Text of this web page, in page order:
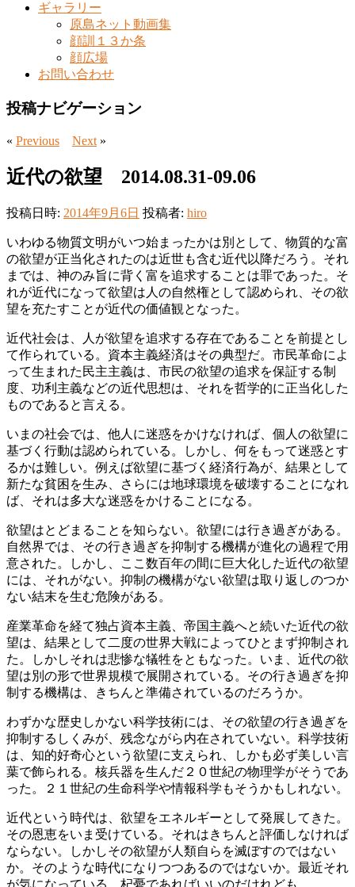
ギャラリー
原島ネット動画集
顔訓１３か条
顔広場
お問い合わせ
投稿ナビゲーション
« Previous Next »
近代の欲望 2014.08.31-09.06
投稿日時: 2014年9月6日 投稿者: hiro
いわゆる物質文明がいつ始まったかは別として、物質的な富
の欲望が正当化されたのは近世も含む近代以降だろう。それ
までは、神のみ旨に背く富を追求することは罪であった。そ
れが近代になって欲望は人の自然権として認められ、その欲
望を充たすことが近代の価値観となった。
近代社会は、人が欲望を追求する存在であることを前提とし
て作られている。資本主義経済はその典型だ。市民革命によ
って生まれた民主主義は、市民の欲望の追求を保証する制
度、功利主義などの近代思想は、それを哲学的に正当化した
ものであると言える。
いまの社会では、他人に迷惑をかけなければ、個人の欲望に
基づく行動は認められている。しかし、何をもって迷惑とす
るかは難しい。例えば欲望に基づく経済行為が、結果として
新たな貧困を生み、さらには地球環境を破壊することになれ
ば、それは多大な迷惑をかけることになる。
欲望はとどまることを知らない。欲望には行き過ぎがある。
自然界では、その行き過ぎを抑制する機構が進化の過程で用
意された。しかし、ここ数百年の間に巨大化した近代の欲望
には、それがない。抑制の機構がない欲望は取り返しのつか
ない結末を生む危険がある。
産業革命を経て独占資本主義、帝国主義へと続いた近代の欲
望は、結果として二度の世界大戦によってひとまず抑制され
た。しかしそれは悲惨な犠牲をともなった。いま、近代の欲
望は別の形で世界規模で展開されている。その行き過ぎを抑
制する機構は、きちんと準備されているのだろうか。
わずかな歴史しかない科学技術には、その欲望の行き過ぎを
抑制するしくみが、残念ながら内在されていない。科学技術
は、知的好奇心という欲望に支えられ、しかも必ず美しい言
葉で飾られる。核兵器を生んだ２０世紀の物理学がそうであ
った。２１世紀の生命科学や情報科学もそうかもしれない。
近代という時代は、欲望をエネルギーとして発展してきた。
その恩恵をいま受けている。それはきちんと評価しなければ
ならない。しかしその欲望が人類自らを滅ぼすのではない
か。そのような時代になりつつあるのではないか。最近それ
が気になっている。杞憂であればいいのだけれども。